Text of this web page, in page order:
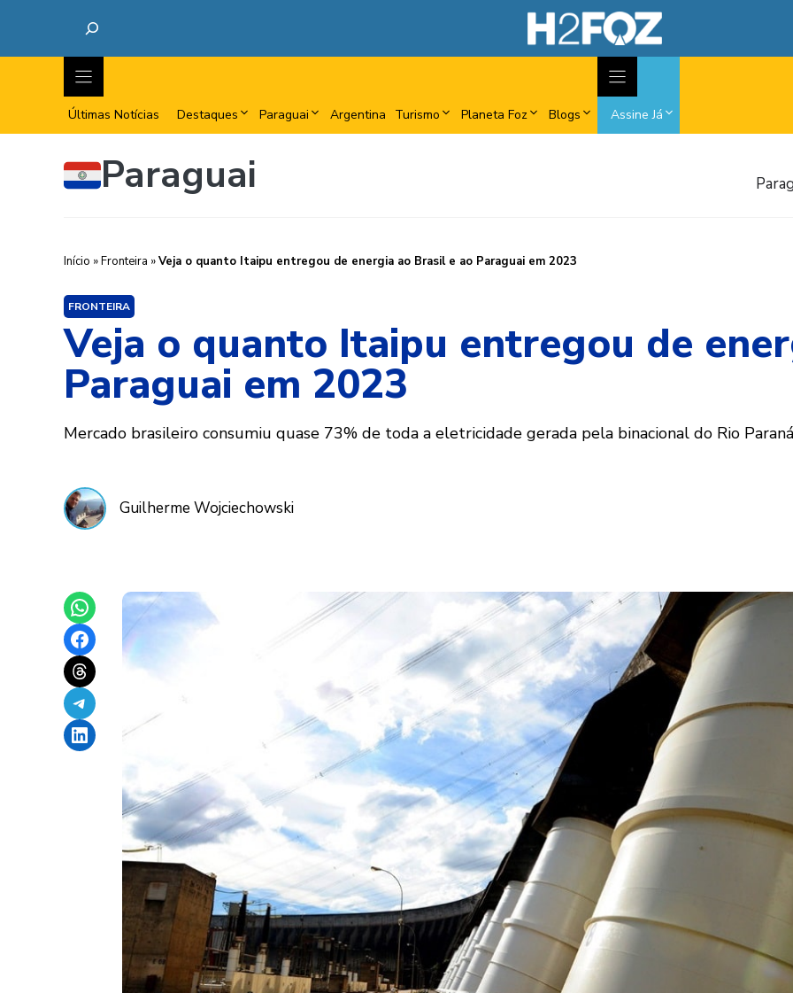
Últimas Notícias Destaques Paraguai Argentina Turismo Planeta Foz Blogs Assine Já
Paraguai
Início »Fronteira »Veja o quanto Itaipu entregou de energia ao Brasil e ao Paraguai em 2023
FRONTEIRA
Veja o quanto Itaipu entregou de
Paraguai em 2023
Mercado brasileiro consumiu quase 73% de toda a eletricidade gerada pela binacional do Rio
Guilherme Wojciechowski
Share on WhatsApp
Share on Facebook
Share on Threads
Share on Telegram
Share on LinkedIn